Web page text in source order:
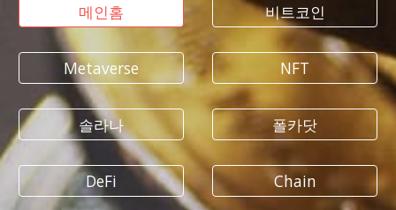
메인홈
Metaverse
솔라나
DeFi
비트코인
NFT
폴카닷
Chain